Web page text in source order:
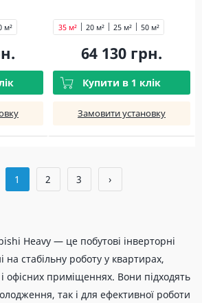
м² 20 м² 25 м²
35 м² 50 м²
64 130 грн.
Купити в 1 клік
Замовити установку
1 2 3 ›
Heavy — це побутові інверторні
на стабільну роботу у квартирах,
офісних приміщеннях. Вони підходять
так і для ефективної роботи